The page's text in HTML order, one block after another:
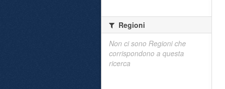
Regioni
Non ci sono Regioni che
corrispondono a questa
ricerca